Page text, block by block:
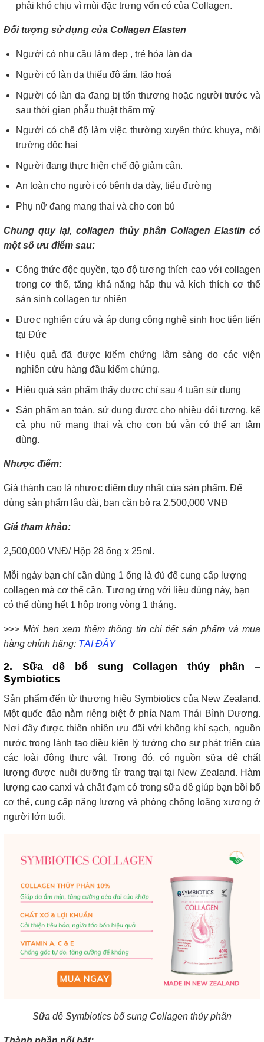
phải khó chịu vì mùi đặc trưng vốn có của Collagen.
Đối tượng sử dụng của Collagen Elasten
Người có nhu cầu làm đẹp , trẻ hóa làn da
Người có làn da thiếu độ ẩm, lão hoá
Người có làn da đang bị tổn thương hoặc người trước và
sau thời gian phẫu thuật thẩm mỹ
Người có chế độ làm việc thường xuyên thức khuya, môi
trường độc hại
Người đang thực hiện chế độ giảm cân.
An toàn cho người có bệnh dạ dày, tiểu đường
Phụ nữ đang mang thai và cho con bú
Chung quy lại, collagen thủy phân Collagen Elastin có
một số ưu điểm sau:
Công thức độc quyền, tạo độ tương thích cao với collagen
trong cơ thể, tăng khả năng hấp thu và kích thích cơ thể
sản sinh collagen tự nhiên
Được nghiên cứu và áp dụng công nghệ sinh học tiên tiến
tại Đức
Hiệu quả đã được kiểm chứng lâm sàng do các viện
nghiên cứu hàng đầu kiểm chứng.
Hiệu quả sản phẩm thấy được chỉ sau 4 tuần sử dụng
Sản phẩm an toàn, sử dụng được cho nhiều đối tượng, kể
cả phụ nữ mang thai và cho con bú vẫn có thể an tâm
dùng.
Nhược điểm:
Giá thành cao là nhược điểm duy nhất của sản phẩm. Để
dùng sản phẩm lâu dài, bạn cần bỏ ra 2,500,000 VNĐ
Giá tham khảo:
2,500,000 VNĐ/ Hộp 28 ống x 25ml.
Mỗi ngày bạn chỉ cần dùng 1 ống là đủ để cung cấp lượng
collagen mà cơ thể cần. Tương ứng với liều dùng này, bạn
có thể dùng hết 1 hộp trong vòng 1 tháng.
>>> Mời bạn xem thêm thông tin chi tiết sản phẩm và mua
hàng chính hãng: TẠI ĐÂY
2. Sữa dê bổ sung Collagen thủy phân –
Symbiotics
Sản phẩm đến từ thương hiệu Symbiotics của New Zealand.
Một quốc đảo nằm riêng biệt ở phía Nam Thái Bình Dương.
Nơi đây được thiên nhiên ưu đãi với không khí sạch, nguồn
nước trong lành tạo điều kiện lý tưởng cho sự phát triển của
các loài động thực vật. Trong đó, có nguồn sữa dê chất
lượng được nuôi dưỡng từ trang trại tại New Zealand. Hàm
lượng cao canxi và chất đạm có trong sữa dê giúp bạn bồi bổ
cơ thể, cung cấp năng lượng và phòng chống loãng xương ở
người lớn tuổi.
Sữa dê Symbiotics bổ sung Collagen thủy phân